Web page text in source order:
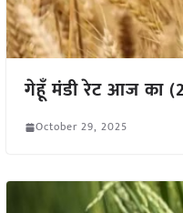
गेहूँ मंडी रेट आज का
October 29, 2025